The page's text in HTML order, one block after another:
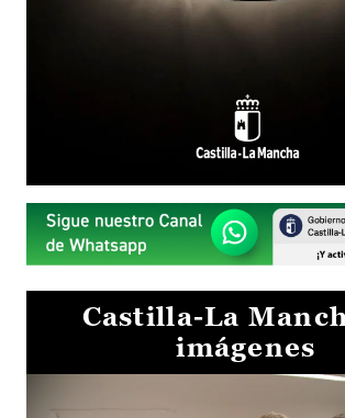
Castilla-La
imágenes